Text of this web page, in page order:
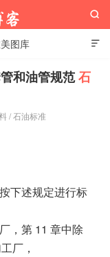

图库

和油管规范石
/石油标准
下述规定进行标
，第 11 章中除
厂，